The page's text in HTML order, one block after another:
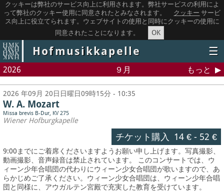
クッキーは弊社のサービス向上に利用されます。弊社サービスの利用によ
って弊社のクッキー使用に同意されたとみなされます。
クッキー サービ
ス向上に役立てられます。ウェブサイトの使用と同時にクッキーの使用に
同意されたことになります。
OK
Hofmusikkapelle ☰
2026 ９月 もっと
2026 年09月 20日日曜日09時15分 - 10:35
W. A. Mozart
Missa brevis B-Dur, KV 275
Wiener Hofburgkapelle
チケット購入 14 €- 52 €
9:00までにご着席くださいますようお願い申し上げます。写真撮影、
動画撮影、音声録音は禁止されています。 このコンサートでは、ウ
ィーン少年合唱団の代わりにウィーン少女合唱団が歌いますので、あ
らかじめご了承ください。ウィーン少女合唱団は、ウィーン少年合唱
団と同様に、アウガルテン宮殿で充実した教育を受けています。